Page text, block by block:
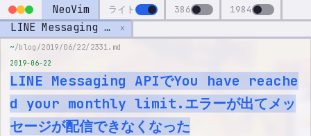
NeoVim ライト 386 1984
LINE Messaging APIでYou have reached your monthly limit.エラーが出てメッセージが配信できなくなった x
~/blog/2019/06/22/2331.md
2019-06-22
LINE Messaging APIでYou have reache
d your monthly limit.エラーが出てメッ
セージが配信できなくなった